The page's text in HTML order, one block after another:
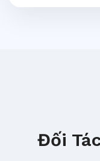
Đối